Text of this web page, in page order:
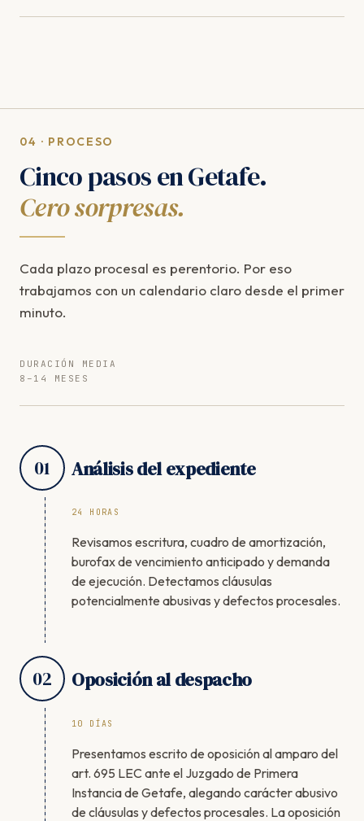
04 · PROCESO
Cinco pasos en Getafe.
Cero sorpresas.
Cada plazo procesal es perentorio. Por eso
trabajamos con un calendario claro desde el primer
minuto.
DURACIÓN MEDIA
8–14 MESES
01 Análisis del expediente
24 HORAS
Revisamos escritura, cuadro de amortización,
burofax de vencimiento anticipado y demanda
de ejecución. Detectamos cláusulas
potencialmente abusivas y defectos procesales.
02 Oposición al despacho
10 DÍAS
Presentamos escrito de oposición al amparo del
art. 695 LEC ante el Juzgado de Primera
Instancia de Getafe, alegando carácter abusivo
de cláusulas y defectos procesales. La oposición